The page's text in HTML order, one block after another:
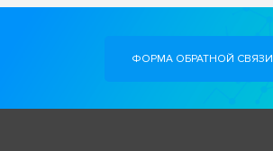
ФОРМА ОБРАТНОЙ СВЯЗИ